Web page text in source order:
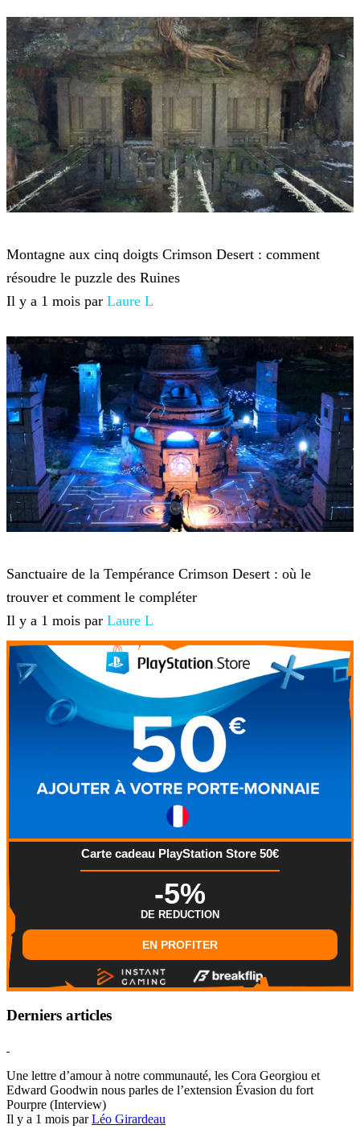
Montagne aux cinq doigts Crimson Desert : comment
résoudre le puzzle des Ruines
Il y a 1 mois par Laure L
Sanctuaire de la Tempérance Crimson Desert : où le
trouver et comment le compléter
Il y a 1 mois par Laure L
Carte cadeau PlayStation Store 50€
-5%
DE REDUCTION
EN PROFITER
Derniers articles
Une lettre d’amour à notre communauté, les Cora Georgiou et
Edward Goodwin nous parles de l’extension Évasion du fort
Pourpre (Interview)
Il y a 1 mois parLéo Girardeau